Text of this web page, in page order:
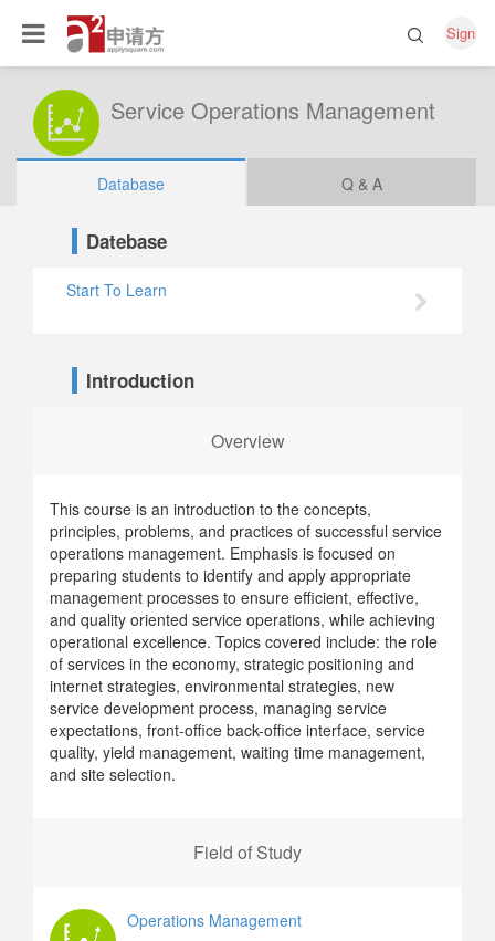
Sign
Service Operations Management
Database Q & A
Datebase
Start To Learn
Introduction
Overview
This course is an introduction to the concepts,
principles, problems, and practices of successful service
operations management. Emphasis is focused on
preparing students to identify and apply appropriate
management processes to ensure efficient, effective,
and quality oriented service operations, while achieving
operational excellence. Topics covered include: the role
of services in the economy, strategic positioning and
internet strategies, environmental strategies, new
service development process, managing service
expectations, front-office back-office interface, service
quality, yield management, waiting time management,
and site selection.
Field of Study
Operations Management